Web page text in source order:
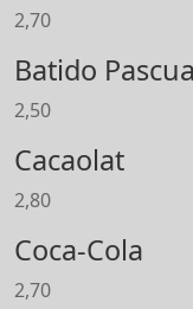
2,70
Batido
2,50
Cacaolat
2,80
Coca-Cola
2,70